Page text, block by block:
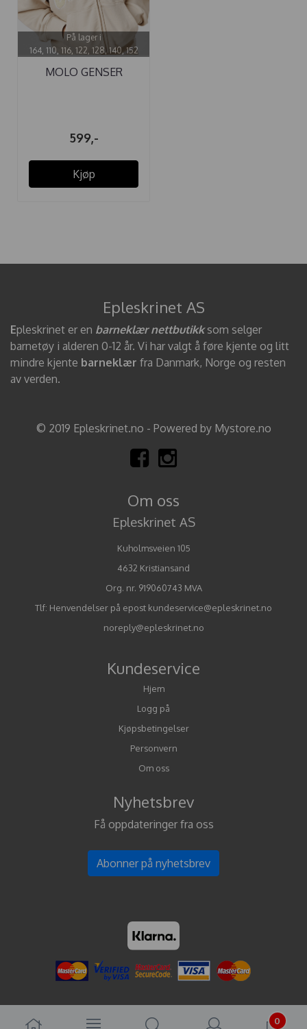
0
På lager i
164, 110, 116, 122, 128, 140, 152
MOLO GENSER
599,-
Kjøp
Epleskrinet AS
Epleskrinet er en barneklær nettbutikksom selger
barnetøy i alderen 0-12 år. Vi har valgt å føre kjente og litt
mindre kjente barneklær fra Danmark, Norge og resten
av verden.
© 2019 Epleskrinet.no - Powered by Mystore.no
Om oss
Epleskrinet AS
Kuholmsveien 105
4632 Kristiansand
Org. nr. 919060743 MVA
Tlf: Henvendelser på epost kundeservice@epleskrinet.no
noreply@epleskrinet.no
Kundeservice
Hjem
Logg på
Kjøpsbetingelser
Personvern
Om oss
Nyhetsbrev
Få oppdateringer fra oss
Abonner på nyhetsbrev